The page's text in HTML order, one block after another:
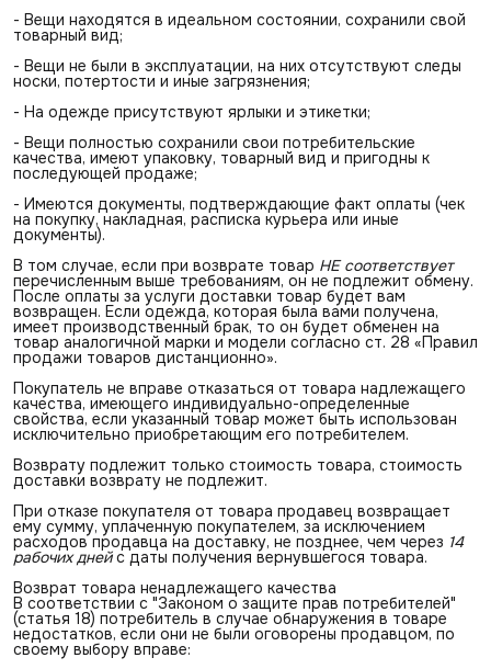
- Вещи находятся в идеальном состоянии, сохранили свой
товарный вид;
- Вещи не были в эксплуатации, на них отсутствуют следы
носки, потертости и иные загрязнения;
- На одежде присутствуют ярлыки и этикетки;
- Вещи полностью сохранили свои потребительские
качества, имеют упаковку, товарный вид и пригодны к
последующей продаже;
- Имеются документы, подтверждающие факт оплаты (чек
на покупку, накладная, расписка курьера или иные
документы).
В том случае, если при возврате товар НЕ соответствует
перечисленным выше требованиям, он не подлежит обмену.
После оплаты за услуги доставки товар будет вам
возвращен. Если одежда, которая была вами получена,
имеет производственный брак, то он будет обменен на
товар аналогичной марки и модели согласно ст. 28 «Правил
продажи товаров дистанционно».
Покупатель не вправе отказаться от товара надлежащего
качества, имеющего индивидуально-определенные
свойства, если указанный товар может быть использован
исключительно приобретающим его потребителем.
Возврату подлежит только стоимость товара, стоимость
доставки возврату не подлежит.
При отказе покупателя от товара продавец возвращает
ему сумму, уплаченную покупателем, за исключением
расходов продавца на доставку, не позднее, чем через 14
рабочих днейс даты получения вернувшегося товара.
Возврат товара ненадлежащего качества
В соответствии с "Законом о защите прав потребителей"
(статья 18) потребитель в случае обнаружения в товаре
недостатков, если они не были оговорены продавцом, по
своему выбору вправе: